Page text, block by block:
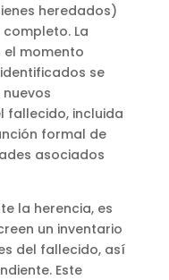
heredados)
La
el momento
se
fallecido, incluida
formal de
asociados
la herencia, es
un inventario
del fallecido, así
Este